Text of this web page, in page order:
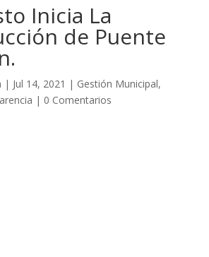
Inicia La
de Puente
| Jul 14, 2021 | Gestión Municipal,
| 0 Comentarios